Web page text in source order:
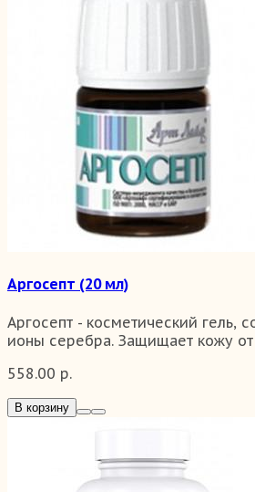
Аргосепт (20 мл)
Аргосепт - косметический гель,
ионы серебра. Защищает кожу
558.00 р.
В корзину